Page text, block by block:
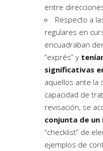
entre
Respecto a
regulares en
encuadraban
“exprés” y
significativas
aquellos ante la
capacidad de
revisación, se
conjunta de
“checklist” de
ejemplos de